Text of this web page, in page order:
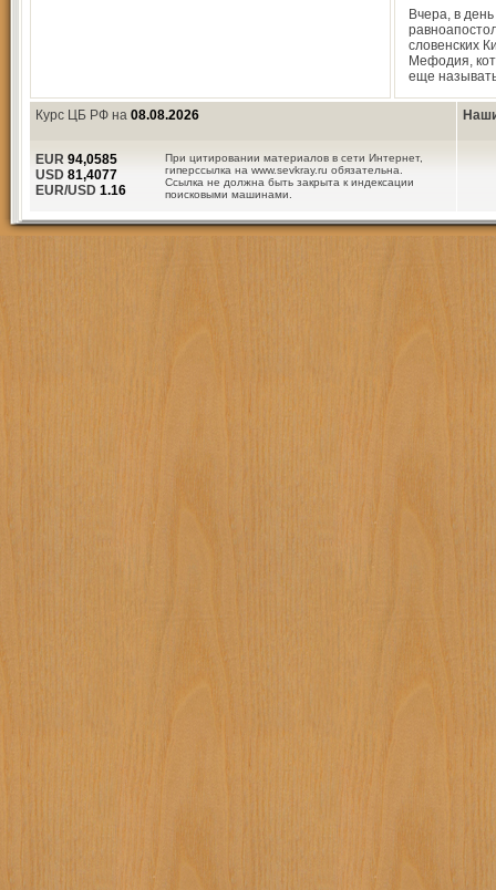
Вчера, в
словенских
Мефодия,
еще
Курс ЦБ РФ на 08.08.2026
При цитировании материалов в сети Интернет,
гиперссылка на www.sevkray.ru обязательна.
Ссылка не должна быть закрыта к индексации
поисковыми машинами.
EUR 94,0585
USD 81,4077
EUR/USD 1.16